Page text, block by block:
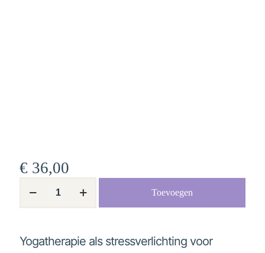
€ 36,00
aantal
Toevoegen
Yogatherapie als stressverlichting voor